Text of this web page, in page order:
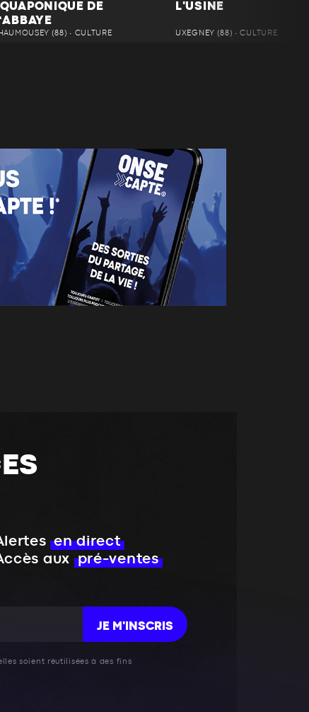
DE
(88) • CULTURE
L'USINE
UXEGNEY (88) • CULTURE
en direct
aux pré-ventes
JE M'INSCRIS
soient réutilisées à des fins